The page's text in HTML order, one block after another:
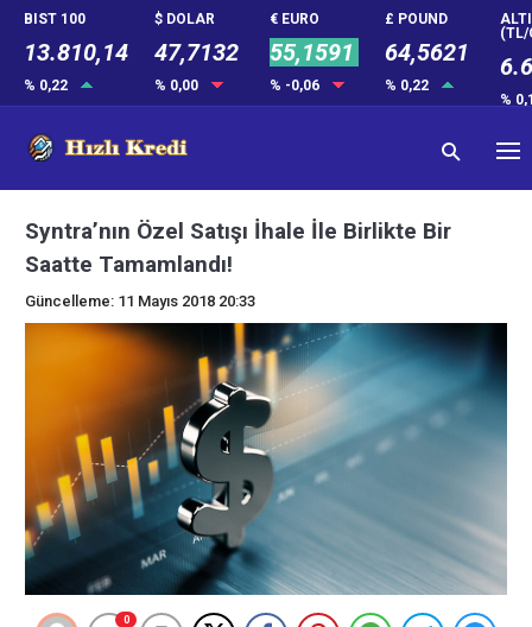
BIST 100
13.810,14
% 0,22
$ DOLAR
47,7132
% 0,00
€ EURO
55,1591
% -0,06
£ POUND
64,5621
% 0,22
(TL/
%
Syntra’nın Özel Satışı İhale İle Birlikte Bir
Saatte Tamamlandı!
Güncelleme: 11 Mayıs 2018 20:33
0